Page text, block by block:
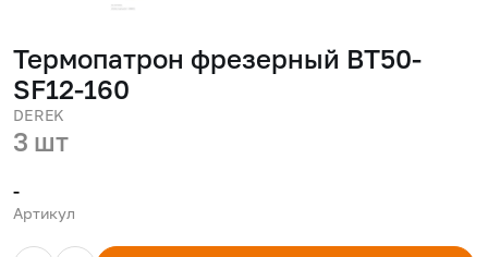
Термопатрон фрезерный BT50-
SF12-160
DEREK
3 шт
-
Артикул